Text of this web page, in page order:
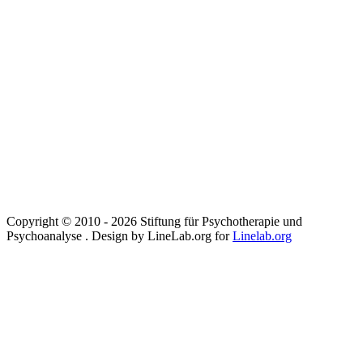
Copyright © 2010 - 2026 Stiftung für Psychotherapie und
Psychoanalyse . Design by LineLab.org forLinelab.org